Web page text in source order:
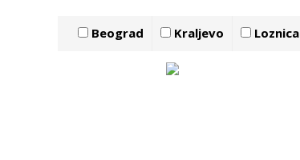
Beograd Kraljevo Loznica